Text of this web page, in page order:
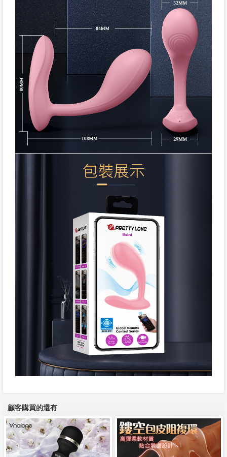
顧客購買的還有